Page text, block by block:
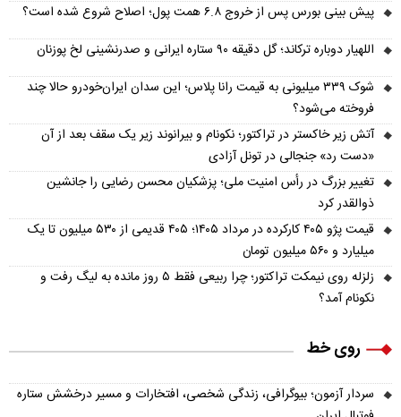
پیش‌ بینی بورس پس از خروج ۶.۸ همت پول؛ اصلاح شروع شده است؟
اللهیار دوباره ترکاند؛ گل دقیقه ۹۰ ستاره ایرانی و صدرنشینی لخ پوزنان
شوک ۳۳۹ میلیونی به قیمت رانا پلاس؛ این سدان ایران‌خودرو حالا چند
فروخته می‌شود؟
آتش زیر خاکستر در تراکتور؛ نکونام و بیرانوند زیر یک سقف بعد از آن
«دست رد» جنجالی در تونل آزادی
تغییر بزرگ در رأس امنیت ملی؛ پزشکیان محسن رضایی را جانشین
ذوالقدر کرد
قیمت پژو ۴۰۵ کارکرده در مرداد ۱۴۰۵؛ ۴۰۵ قدیمی از ۵۳۰ میلیون تا یک
میلیارد و ۵۶۰ میلیون تومان
زلزله روی نیمکت تراکتور؛ چرا ربیعی فقط ۵ روز مانده به لیگ رفت و
نکونام آمد؟
روی خط
سردار آزمون؛ بیوگرافی، زندگی شخصی، افتخارات و مسیر درخشش ستاره